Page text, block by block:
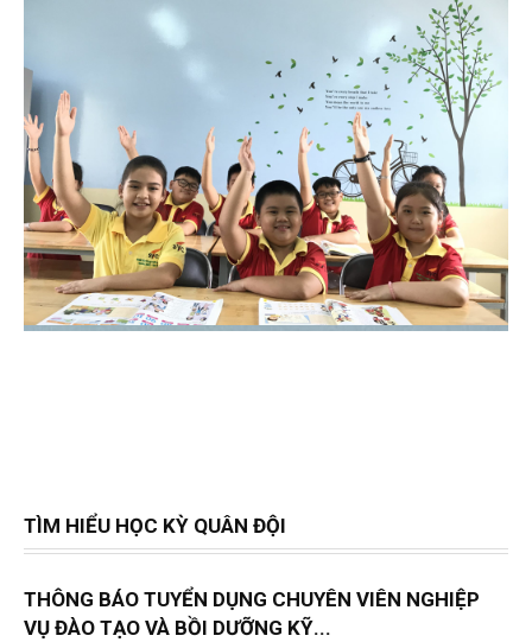
TÌM HIỂU HỌC KỲ QUÂN ĐỘI
THÔNG BÁO TUYỂN DỤNG CHUYÊN VIÊN NGHIỆP
VỤ ĐÀO TẠO VÀ BỒI DƯỠNG KỸ...